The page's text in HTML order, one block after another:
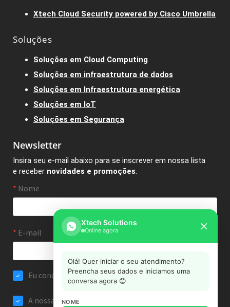
Xtech Cloud Security powered by Cisco Umbrella
Soluções
Soluções em Cloud Computing
Soluções em infraestrutura de dados
Soluções em Infraestrutura energética
Soluções em IoT
Soluções em Segurança
Newsletter
Insira seu e-mail abaixo para se inscrever em nossa lista
e receber novidades e promoções.
Xtech Solutions
Online agora ✕
Olá! Quer iniciar o seu atendimento?
Preencha seus dados e iniciamos uma
conversa agora 😊
NOME